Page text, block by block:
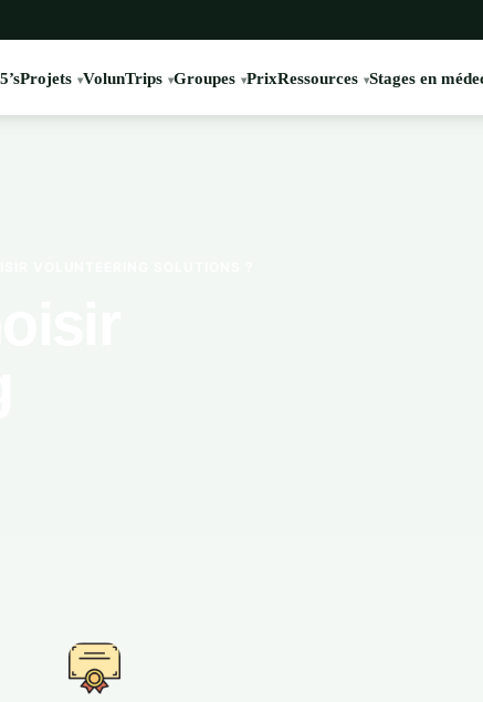
Projets VolunTrips Groupes PrixRessources Stages en